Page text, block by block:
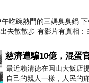
吃碗熱門的三媽臭臭鍋
去散散步 有影片有真相：
慈濟遭騙10億，混蛋
最近賴清德在圓山大飯店
自己的親人一樣，人民的